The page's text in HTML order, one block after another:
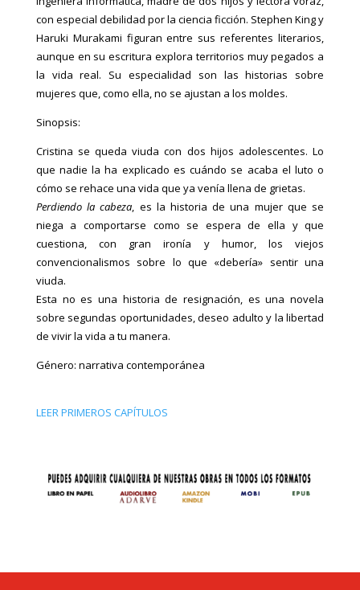
con especial debilidad por la ciencia ficción. Stephen King y
Haruki Murakami figuran entre sus referentes literarios,
aunque en su escritura explora territorios muy pegados a
la vida real. Su especialidad son las historias sobre
mujeres que, como ella, no se ajustan a los moldes.
Sinopsis:
Cristina se queda viuda con dos hijos adolescentes. Lo
que nadie la ha explicado es cuándo se acaba el luto o
cómo se rehace una vida que ya venía llena de grietas.
Perdiendo la cabeza, es la historia de una mujer que se
niega a comportarse como se espera de ella y que
cuestiona, con gran ironía y humor, los viejos
convencionalismos sobre lo que «debería» sentir una
viuda.
Esta no es una historia de resignación, es una novela
sobre segundas oportunidades, deseo adulto y la libertad
de vivir la vida a tu manera.
Género: narrativa contemporánea
LEER PRIMEROS CAPÍTULOS